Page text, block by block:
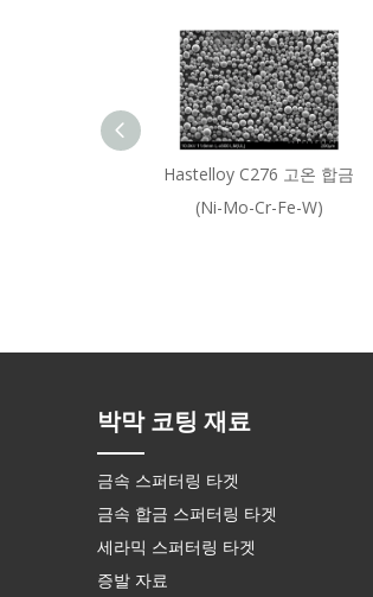
Hastelloy C276 고온 합금
(Ni-Mo-Cr-Fe-W)
박막 코팅 재료
금속 스퍼터링 타겟
금속 합금 스퍼터링 타겟
세라믹 스퍼터링 타겟
증발 자료